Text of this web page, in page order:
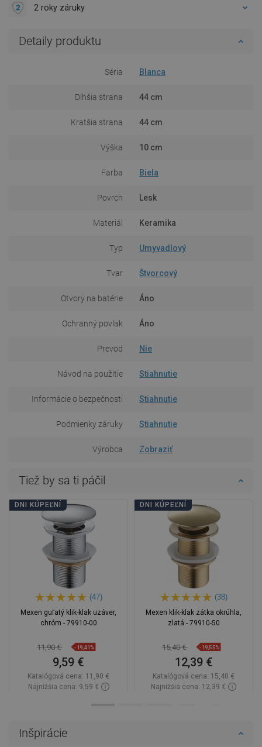
2 roky záruky
Detaily produktu
Séria Blanca
Dlhšia strana 44 cm
Kratšia strana 44 cm
Výška 10 cm
Farba Biela
Povrch Lesk
Materiál Keramika
Typ Umyvadlový
Tvar Štvorcový
Otvory na batérie Áno
Ochranný povlak Áno
Prevod Nie
Návod na použitie Stiahnutie
Informácie o bezpečnosti Stiahnutie
Podmienky záruky Stiahnutie
Výrobca Zobraziť
Tiež by sa ti páčil
DNI KÚPEĽNÍ
(47)
Mexen guľatý klik-klak uzáver,
chróm - 79910-00
11,90 € -19,41%
9,59 €
Katalógová cena: 11,90 €
Najnižšia cena: 9,59 €
DNI KÚPEĽNÍ
(38)
Mexen klik-klak zátka okrúhla,
zlatá - 79910-50
15,40 € -19,55%
12,39 €
Katalógová cena: 15,40 €
Najnižšia cena: 12,39 €
Inšpirácie